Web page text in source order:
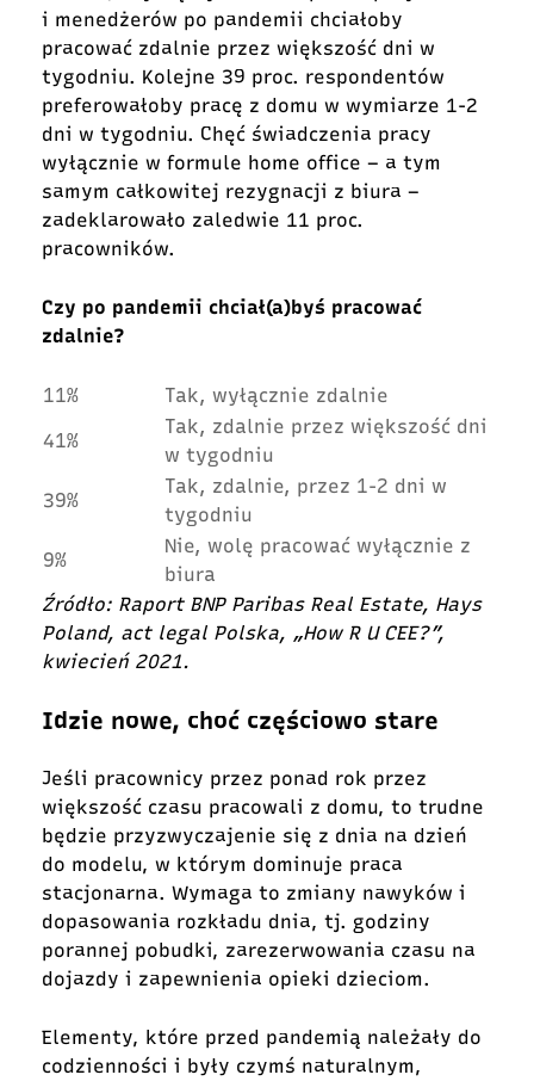
i menedżerów po pandemii chciałoby
pracować zdalnie przez większość dni w
tygodniu. Kolejne 39 proc. respondentów
preferowałoby pracę z domu w wymiarze 1-2
dni w tygodniu. Chęć świadczenia pracy
wyłącznie w formule home office – a tym
samym całkowitej rezygnacji z biura –
zadeklarowało zaledwie 11 proc.
pracowników.
Czy po pandemii chciał(a)byś pracować
zdalnie?
11%
Tak, wyłącznie zdalnie
41%
Tak, zdalnie przez większość dni
w tygodniu
39%
Tak, zdalnie, przez 1-2 dni w
tygodniu
9%
Nie, wolę pracować wyłącznie z
biura
Źródło: Raport BNP Paribas Real Estate, Hays
Poland, act legal Polska, „How R U CEE?”,
kwiecień 2021.
Idzie nowe, choć częściowo stare
Jeśli pracownicy przez ponad rok przez
większość czasu pracowali z domu, to trudne
będzie przyzwyczajenie się z dnia na dzień
do modelu, w którym dominuje praca
stacjonarna. Wymaga to zmiany nawyków i
dopasowania rozkładu dnia, tj. godziny
porannej pobudki, zarezerwowania czasu na
dojazdy i zapewnienia opieki dzieciom.
Elementy, które przed pandemią należały do
codzienności i były czymś naturalnym,